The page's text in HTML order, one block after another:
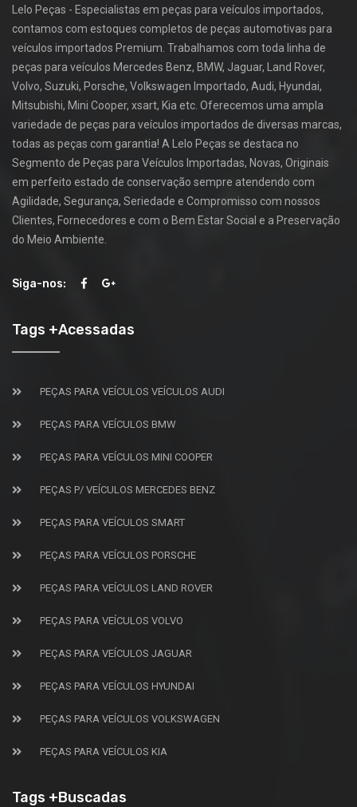
Lelo Peças - Especialistas em peças para veículos importados,
contamos com estoques completos de peças automotivas para
veículos importados Premium. Trabalhamos com toda linha de
peças para veículos Mercedes Benz, BMW, Jaguar, Land Rover,
Volvo, Suzuki, Porsche, Volkswagen Importado, Audi, Hyundai,
Mitsubishi, Mini Cooper, xsart, Kia etc. Oferecemos uma ampla
variedade de peças para veículos importados de diversas marcas,
todas as peças com garantia! A Lelo Peças se destaca no
Segmento de Peças para Veículos Importadas, Novas, Originais
em perfeito estado de conservação sempre atendendo com
Agilidade, Segurança, Seriedade e Compromisso com nossos
Clientes, Fornecedores e com o Bem Estar Social e a Preservação
do Meio Ambiente.
Siga-nos:
Tags +Acessadas
PEÇAS PARA VEÍCULOS VEÍCULOS AUDI
PEÇAS PARA VEÍCULOS BMW
PEÇAS PARA VEÍCULOS MINI COOPER
PEÇAS P/ VEÍCULOS MERCEDES BENZ
PEÇAS PARA VEÍCULOS SMART
PEÇAS PARA VEÍCULOS PORSCHE
PEÇAS PARA VEÍCULOS LAND ROVER
PEÇAS PARA VEÍCULOS VOLVO
PEÇAS PARA VEÍCULOS JAGUAR
PEÇAS PARA VEÍCULOS HYUNDAI
PEÇAS PARA VEÍCULOS VOLKSWAGEN
PEÇAS PARA VEÍCULOS KIA
Tags +Buscadas